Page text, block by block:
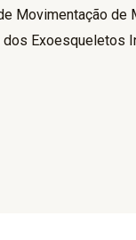
Movimentação
dos Exoesqueletos